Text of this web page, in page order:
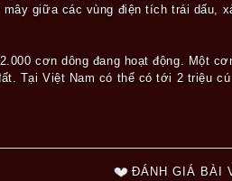
giữa các vùng điện tích trái dấu,
cơn dông đang hoạt động. Một
Tại Việt Nam có thể có tới 2 triệu
ĐÁNH GIÁ BÀI